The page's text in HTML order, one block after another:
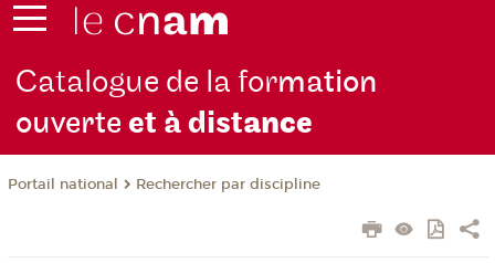
Catalogue de la formation
ouverteet à distance
Portail national Rechercher par discipline